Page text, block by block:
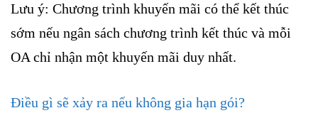
Lưu ý: Chương trình khuyến mãi có thể kết thúc
sớm nếu ngân sách chương trình kết thúc và mỗi
OA chỉ nhận một khuyến mãi duy nhất.
Điều gì sẽ xảy ra nếu không gia hạn gói?